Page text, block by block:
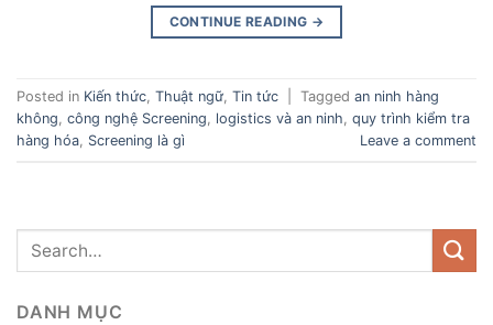
CONTINUE READING →
Posted in Kiến thức, Thuật ngữ, Tin tức Tagged an ninh hàng
không, công nghệ Screening, logistics và an ninh, quy trình kiểm tra
hàng hóa, Screening là gì Leave a comment
DANH MỤC